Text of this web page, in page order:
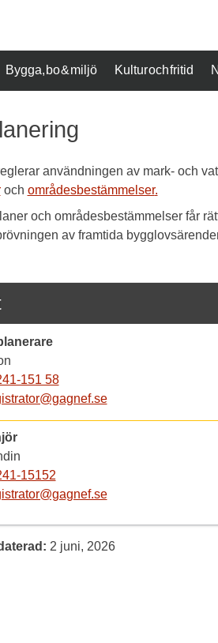
Bygga, bo & miljö Kultur och fritid
användningen av mark- och
och områdesbestämmelser.
och områdesbestämmelser får
av framtida
151 58
15152
2 juni, 2026